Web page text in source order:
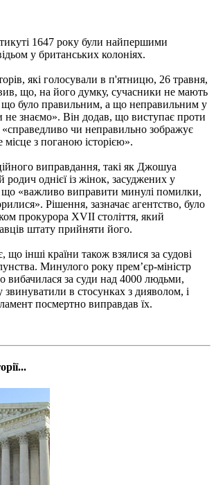
1647 року були найпершими
у британських колоніях.
які голосували в п'ятницю, 26 травня,
що, на його думку, сучасники не мають
що було правильним, а що неправильним у
не знаємо». Він додав, що виступає проти
«справедливо чи неправильно зображує
з поганою історією».
виправдання, такі як Джошуа
родич однієї із жінок, засуджених у
«важливо виправити минулі помилки,
Рішення, зазначає агентство, було
прокурора XVII століття, який
штату прийняти його.
що інші країни також взялися за судові
Минулого року прем’єр-міністр
вибачилася за суди над 4000 людьми,
в стосунках з дияволом, і
посмертно виправдав їх.